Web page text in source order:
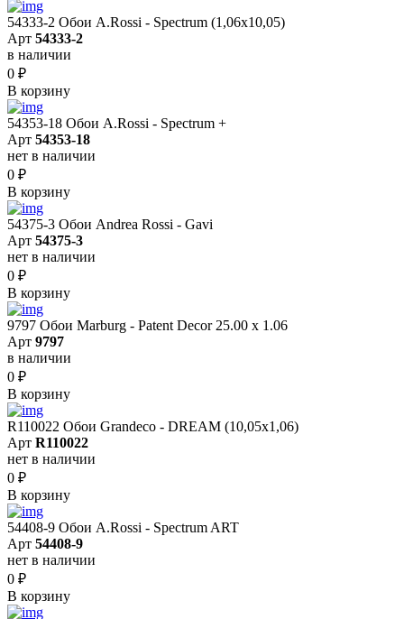
54333-2 Обои A.Rossi - Spectrum (1,06x10,05)
Арт 54333-2
в наличии
0 ₽
В корзину
54353-18 Обои A.Rossi - Spectrum +
Арт 54353-18
нет в наличии
0 ₽
В корзину
54375-3 Обои Andrea Rossi - Gavi
Арт 54375-3
нет в наличии
0 ₽
В корзину
9797 Обои Marburg - Patent Decor 25.00 х 1.06
Арт 9797
в наличии
0 ₽
В корзину
R110022 Обои Grandeco - DREAM (10,05х1,06)
Арт R110022
нет в наличии
0 ₽
В корзину
54408-9 Обои A.Rossi - Spectrum ART
Арт 54408-9
нет в наличии
0 ₽
В корзину